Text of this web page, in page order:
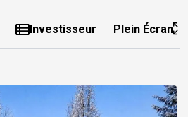
Investisseur Plein Écran